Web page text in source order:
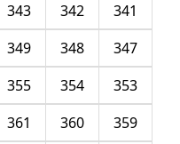
341
342
343
347
348
349
353
354
355
359
360
361